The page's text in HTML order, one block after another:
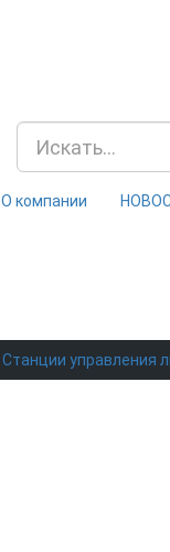
О компании
Станции управления